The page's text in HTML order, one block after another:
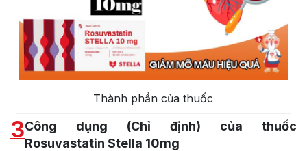
Thành phần của thuốc
3Công dụng (Chỉ định) của thuốc
Rosuvastatin Stella 10mg